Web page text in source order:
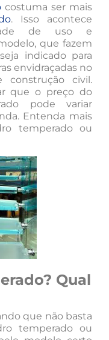
costuma ser mais
. Isso acontece
de uso e
que fazem
indicado para
envidraçadas no
construção civil.
que o preço do
pode variar
Entenda mais
temperado ou
Qual
que não basta
temperado ou